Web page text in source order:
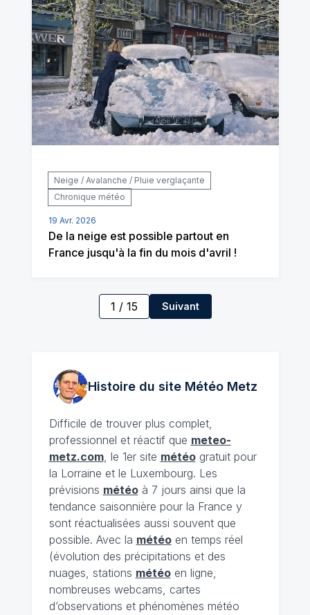
Neige / Avalanche / Pluie verglaçante
Chronique météo
19 Avr. 2026
De la neige est possible partout en
France jusqu'à la fin du mois d'avril !
1 / 15 Suivant
Histoire du site MétéoMetz
Difficile de trouver plus complet,
professionnel et réactif que meteo-
metz.com, le 1er site météogratuit pour
la Lorraine et le Luxembourg. Les
prévisions météoà 7 jours ainsi que la
tendance saisonnière pour la France y
sont réactualisées aussi souvent que
possible. Avec la météoen temps réel
(évolution des précipitations et des
nuages, stations météoen ligne,
nombreuses webcams, cartes
d’observations et phénomènes météo